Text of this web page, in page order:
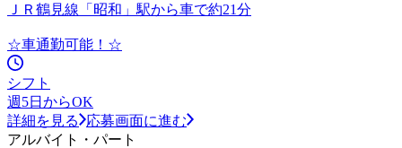
ＪＲ鶴見線「昭和」駅から車で約21分
☆車通勤可能！☆
シフト
週5日からOK
詳細を見る
応募画面に進む
アルバイト・パート